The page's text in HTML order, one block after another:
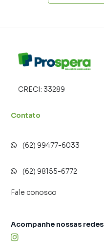
CRECI: 33289
Contato
(62) 99477-6033
(62) 98155-6772
Fale conosco
Acompanhe nossas redes